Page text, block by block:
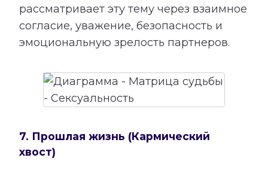
рассматривает эту тему через взаимное
согласие, уважение, безопасность и
эмоциональную зрелость партнеров.
7. Прошлая жизнь (Кармический
хвост)